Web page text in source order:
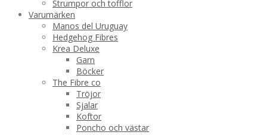
Strumpor och tofflor
Varumärken
Manos del Uruguay
Hedgehog Fibres
Krea Deluxe
Garn
Böcker
The Fibre co
Tröjor
Sjalar
Koftor
Poncho och västar